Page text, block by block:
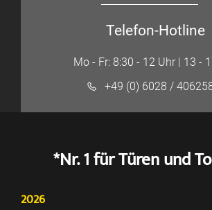
Telefon-Hotline
Mo - Fr: 8:30 - 12 Uhr | 13 -
+49 (0) 6028 /
*Nr. 1 für Türen und
2026